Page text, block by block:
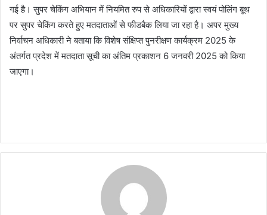
गई है। सुपर चेकिंग अभियान में नियमित रुप से अधिकारियों द्वारा स्वयं पोलिंग बूथ
पर सुपर चेकिंग करते हुए मतदाताओं से फीडबैक लिया जा रहा है। अपर मुख्य
निर्वाचन अधिकारी ने बताया कि विशेष संक्षिप्त पुनरीक्षण कार्यक्रम 2025 के
अंतर्गत प्रदेश में मतदाता सूची का अंतिम प्रकाशन 6 जनवरी 2025 को किया
जाएगा।